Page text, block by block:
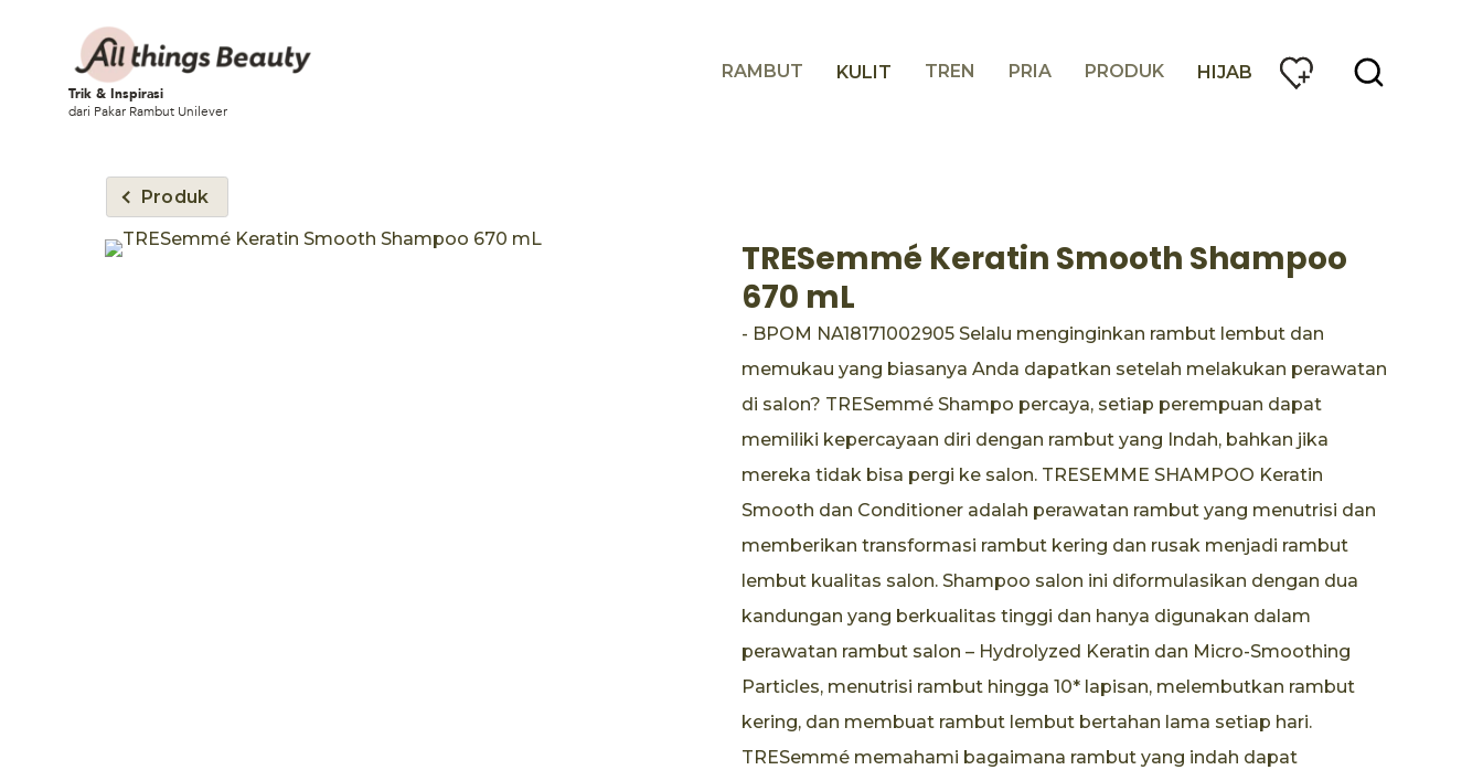
Trik & Inspirasi
dari Pakar Rambut Unilever
RAMBUT KULIT TREN PRIA PRODUK HIJAB
Produk
TRESemmé Keratin Smooth Shampoo
670 mL
- BPOM NA18171002905 Selalu menginginkan rambut lembut dan
memukau yang biasanya Anda dapatkan setelah melakukan perawatan
di salon? TRESemmé Shampo percaya, setiap perempuan dapat
memiliki kepercayaan diri dengan rambut yang Indah, bahkan jika
mereka tidak bisa pergi ke salon. TRESEMME SHAMPOO Keratin
Smooth dan Conditioner adalah perawatan rambut yang menutrisi dan
memberikan transformasi rambut kering dan rusak menjadi rambut
lembut kualitas salon. Shampoo salon ini diformulasikan dengan dua
kandungan yang berkualitas tinggi dan hanya digunakan dalam
perawatan rambut salon – Hydrolyzed Keratin dan Micro-Smoothing
Particles, menutrisi rambut hingga 10* lapisan, melembutkan rambut
kering, dan membuat rambut lembut bertahan lama setiap hari.
TRESemmé memahami bagaimana rambut yang indah dapat